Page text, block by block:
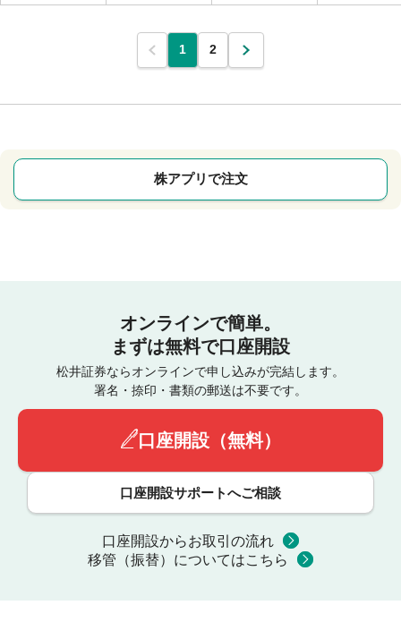
1 2
株アプリで注文
オンラインで簡単。
まずは無料で口座開設
松井証券ならオンラインで申し込みが完結します。
署名・捺印・書類の郵送は不要です。
口座開設（無料）
口座開設サポートへご相談
口座開設からお取引の流れ
移管（振替）についてはこちら